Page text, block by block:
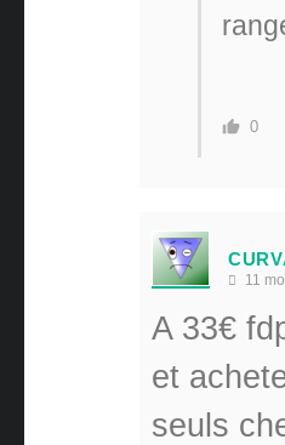
0
11
A 33€
et
seuls